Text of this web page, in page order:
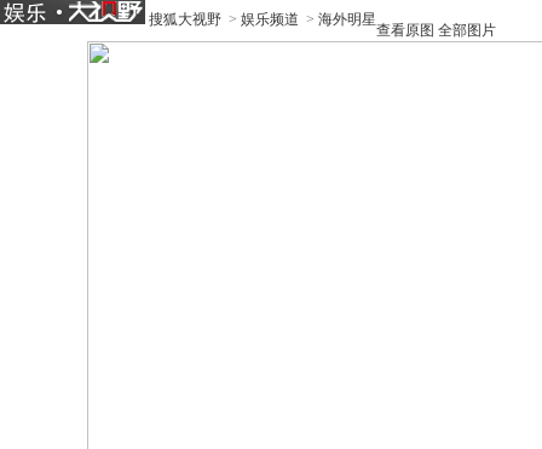
搜狐大视野 > 娱乐频道 > 海外明星
查看原图 全部图片